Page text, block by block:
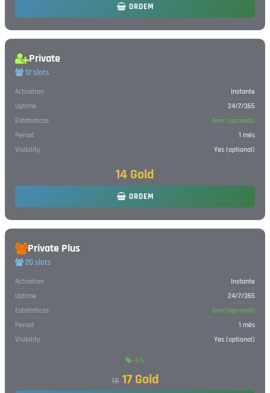
ORDEM
Private
12 slots
Activation
Instante
Uptime
24/7/365
Estatisticas
Sim (opcional)
Period
1 mês
Visibility
Yes (optional)
14 Gold
ORDEM
Private Plus
20 slots
Activation
Instante
Uptime
24/7/365
Estatisticas
Sim (opcional)
Period
1 mês
Visibility
Yes (optional)
-5%
18 17 Gold